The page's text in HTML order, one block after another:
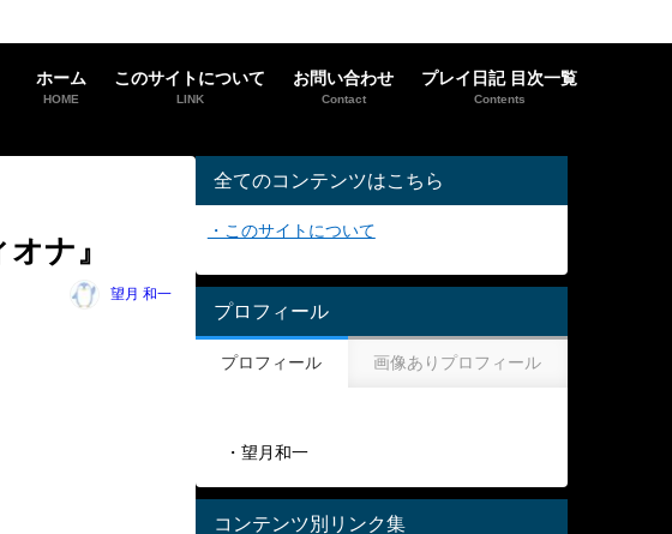
ホーム
HOME
このサイトについて
LINK
お問い合わせ
Contact
プレイ日記 目次一覧
Contents
ナ』
望月 和一
全てのコンテンツはこちら
・このサイトについて
プロフィール
プロフィール 画像ありプロフィール
・望月和一
コンテンツ別リンク集